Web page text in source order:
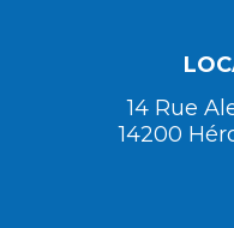
14 Rue
14200